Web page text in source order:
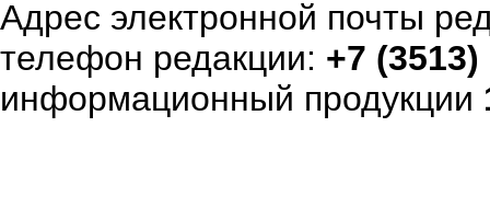
Адрес электронной почты
телефон редакции: +7
информационный продукции